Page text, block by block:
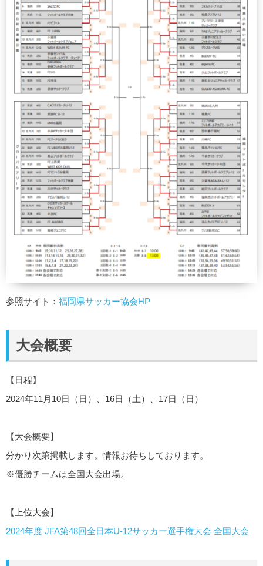
参照サイト： 福岡県サッカー協会HP
大会概要
【日程】
2024年11月10日（日）、16日（土）、17日（日）
【大会概要】
分かり次第掲載します。情報お待ちしております。
※優勝チームは全国大会出場。
【上位大会】
2024年度 JFA第48回全日本U-12サッカー選手権大会 全国大会